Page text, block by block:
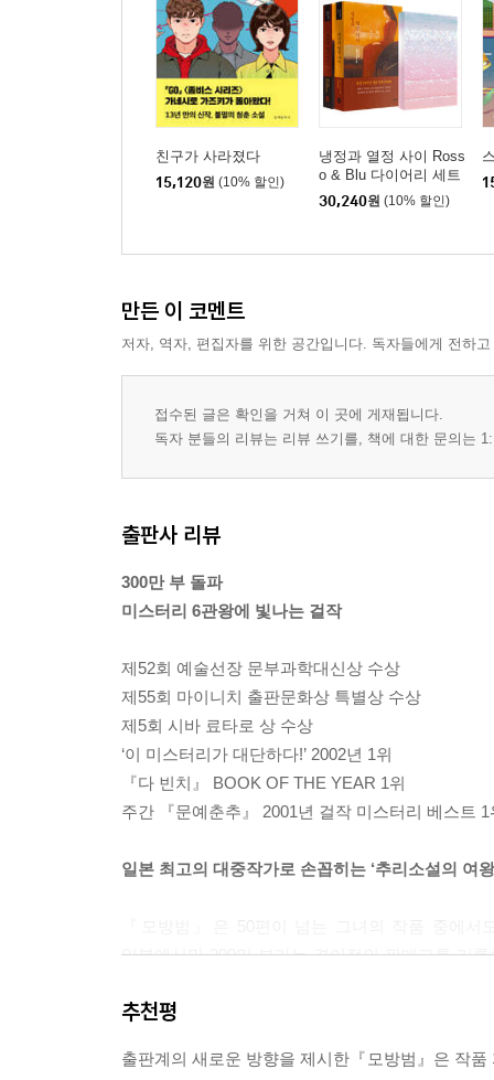
친구가 사라졌다
15,120원 (10% 할인)
냉정과 열정 사이 Ross
o & Blu 다이어리 세트
30,240원 (10% 할인)
만든 이 코멘트
저자, 역자, 편집자를 위한 공간입니다. 독자들에게 전하
접수된 글은 확인을 거쳐 이 곳에 게재됩니다.
독자 분들의 리뷰는 리뷰 쓰기를, 책에 대한 문의는
출판사 리뷰
300만 부 돌파
미스터리 6관왕에 빛나는 걸작
제52회 예술선장 문부과학대신상 수상
제55회 마이니치 출판문화상 특별상 수상
제5회 시바 료타로 상 수상
‘이 미스터리가 대단하다!’ 2002년 1위
『다 빈치』 BOOK OF THE YEAR 1위
주간 『문예춘추』 2001년 걸작 미스터리 베스트 1
일본 최고의 대중작가로 손꼽히는 ‘추리소설의 여
일본에서만 300만 부라는 경이적인 판매고를 기
걸작이라 할 수 있다.
사상 유례없는 공개 연속살인사건의 개막. 범인의
추천평
출판계의 새로운 방향을 제시한『모방범』은 작